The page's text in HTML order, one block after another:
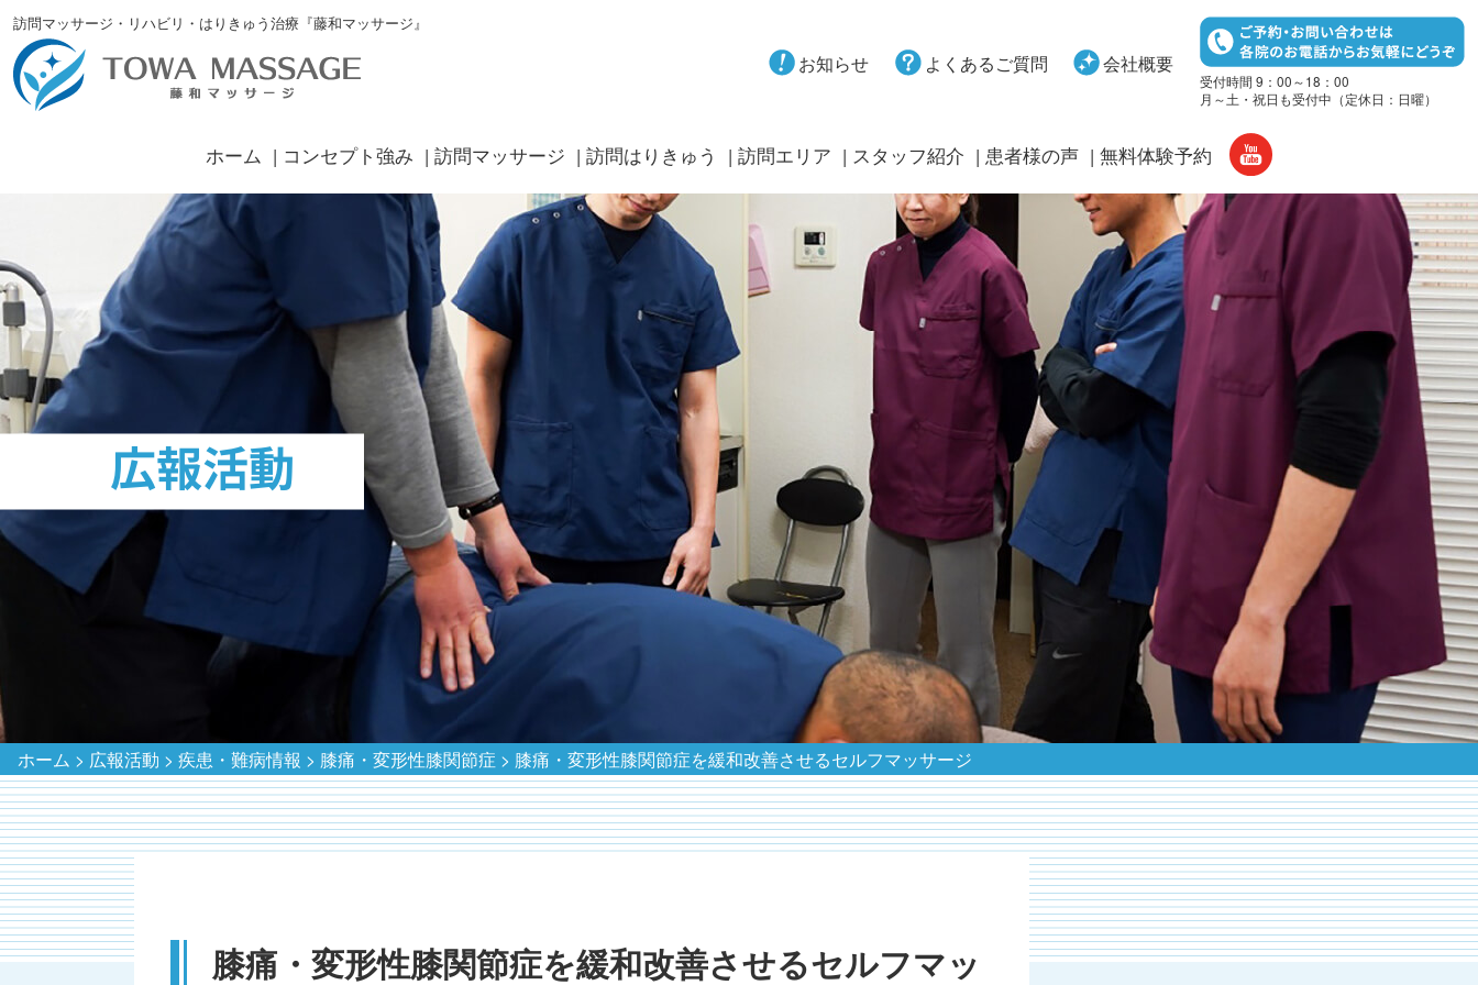
訪問マッサージ・リハビリ・はりきゅう治療『藤和マッサージ』
お知らせ よくあるご質問 会社概要
受付時間 9：00～18：00
月～土・祝日も受付中（定休日：日曜）
ホーム コンセプト強み 訪問マッサージ 訪問はりきゅう 訪問エリア スタッフ紹介 患者様の声 無料体験予約
広報活動
ホーム > 広報活動 > 疾患・難病情報 > 膝痛・変形性膝関節症 > 膝痛・変形性膝関節症を緩和改善させるセルフマッサージ
膝痛・変形性膝関節症を緩和改善させるセルフマッ